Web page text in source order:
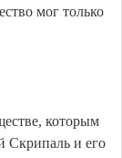
мог только
которым
Скрипаль и его